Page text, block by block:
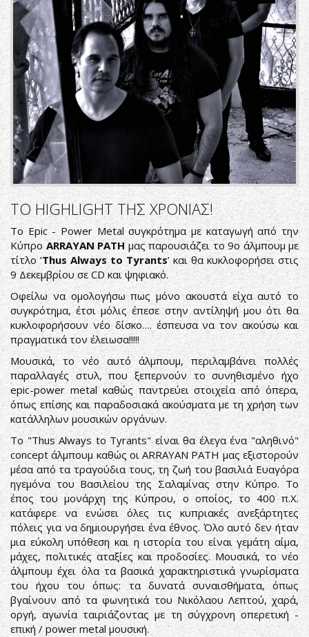
ΤΟ HIGHLIGHT ΤΗΣ ΧΡΟΝΙΑΣ!
Το Epic - Power Metal συγκρότημα με καταγωγή από την
Κύπρο ARRAYAN PATH μας παρουσιάζει το 9ο άλμπουμ με
τίτλο ‘Thus Always to Tyrants’ και θα κυκλοφορήσει στις
9 Δεκεμβρίου σε CD και ψηφιακό.
Οφείλω να ομολογήσω πως μόνο ακουστά είχα αυτό το
συγκρότημα, έτσι μόλις έπεσε στην αντίληψή μου ότι θα
κυκλοφορήσουν νέο δίσκο…. έσπευσα να τον ακούσω και
πραγματικά τον έλειωσα!!!!!
Μουσικά, το νέο αυτό άλμπουμ, περιλαμβάνει πολλές
παραλλαγές στυλ, που ξεπερνούν το συνηθισμένο ήχο
epic-power metal καθώς παντρεύει στοιχεία από όπερα,
όπως επίσης και παραδοσιακά ακούσματα με τη χρήση των
κατάλληλων μουσικών οργάνων.
Το "Thus Always to Tyrants" είναι θα έλεγα ένα "αληθινό"
concept άλμπουμ καθώς οι ARRAYAN PATH μας εξιστορούν
μέσα από τα τραγούδια τους, τη ζωή του βασιλιά Ευαγόρα
ηγεμόνα του Βασιλείου της Σαλαμίνας στην Κύπρο. Το
έπος του μονάρχη της Κύπρου, ο οποίος, το 400 π.Χ.
κατάφερε να ενώσει όλες τις κυπριακές ανεξάρτητες
πόλεις για να δημιουργήσει ένα έθνος. Όλο αυτό δεν ήταν
μια εύκολη υπόθεση και η ιστορία του είναι γεμάτη αίμα,
μάχες, πολιτικές αταξίες και προδοσίες. Μουσικά, το νέο
άλμπουμ έχει όλα τα βασικά χαρακτηριστικά γνωρίσματα
του ήχου του όπως: τα δυνατά συναισθήματα, όπως
βγαίνουν από τα φωνητικά του Νικόλαου Λεπτού, χαρά,
οργή, αγωνία ταιριάζοντας με τη σύγχρονη οπερετική -
επική / power metal μουσική.